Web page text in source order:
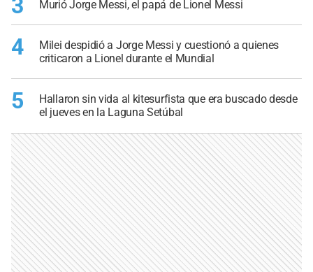
3 Murió Jorge Messi, el papá de Lionel Messi
4
Milei despidió a Jorge Messi y cuestionó a quienes
criticaron a Lionel durante el Mundial
5
Hallaron sin vida al kitesurfista que era buscado desde
el jueves en la Laguna Setúbal